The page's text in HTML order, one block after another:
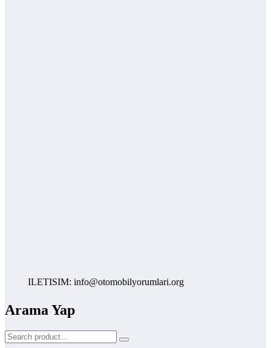
ILETISIM: info@otomobilyorumlari.org
Arama Yap